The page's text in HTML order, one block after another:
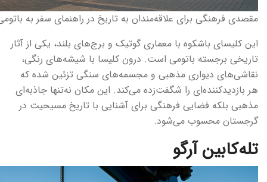
مقصدی فرهنگی برای علاقه‌مندان به تاریخ در راهنمای سفر به
این کلیسای باشکوه با معماری گوتیک و برج‌های بلند، یکی از آثار
تاریخی برجسته باتومی است. درون کلیسا با شیشه‌های رنگی،
نقاشی‌های دیواری مذهبی و مجسمه‌های سنگی تزئین شده که
هر بازدیدکننده‌ای را شگفت‌زده می‌کند. این مکان نه‌تنها جاذبه‌ای
مذهبی بلکه فضایی فرهنگی برای آشنایی با تاریخ مسیحیت در
گرجستان محسوب می‌شود.
تله‌کابین آرگو